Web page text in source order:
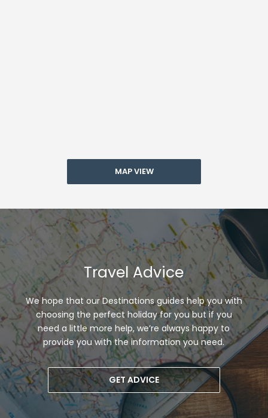
MAP VIEW
Travel Advice
We hope that our Destinations guides help you with
choosing the perfect holiday for you but if you
need a little more help, we’re always happy to
provide you with the information you need.
GET ADVICE